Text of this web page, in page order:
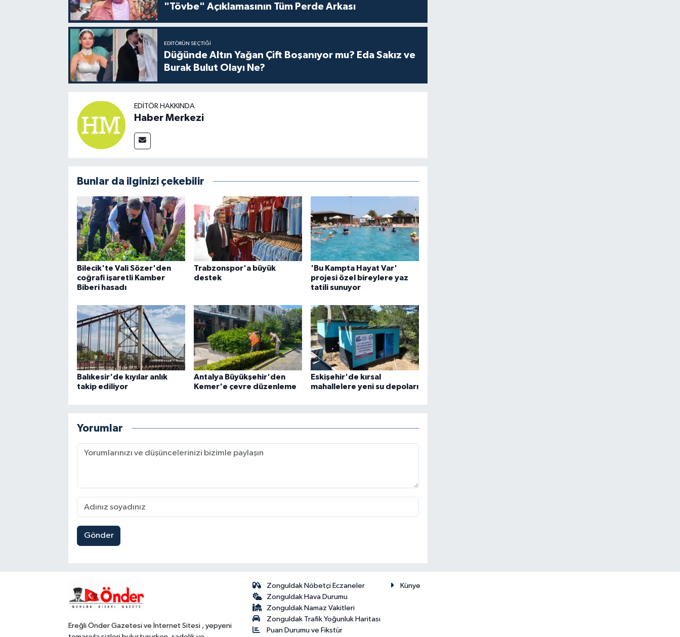
"Tövbe" Açıklamasının Tüm Perde Arkası
EDITÖRÜN SEÇTIĞI
Düğünde Altın Yağan Çift Boşanıyor mu? Eda Sakız ve
Burak Bulut Olayı Ne?
EDITÖR HAKKINDA
Haber Merkezi
Bunlar da ilginizi çekebilir
Bilecik'te Vali Sözer'den
coğrafi işaretli Kamber
Biberi hasadı
Trabzonspor'a büyük
destek
'Bu Kampta Hayat Var'
projesi özel bireylere yaz
tatili sunuyor
Balıkesir'de kıyılar anlık
takip ediliyor
Antalya Büyükşehir'den
Kemer'e çevre düzenleme
Eskişehir'de kırsal
mahallelere yeni su depoları
Yorumlar
Gönder
Ereğli Önder Gazetesi ve İnternet Sitesi , yepyeni
Zonguldak Nöbetçi Eczaneler
Zonguldak Hava Durumu
Zonguldak Namaz Vakitleri
Zonguldak Trafik Yoğunluk Haritası
Puan Durumu ve Fikstür
Künye